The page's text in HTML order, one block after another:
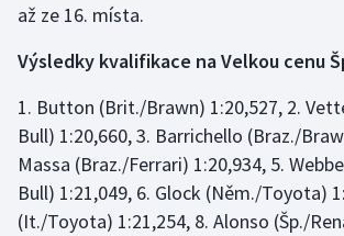
Lezení
Lyže a snowboard
Moderní pětiboj
Motorsport
až ze 16. místa.
Výsledky kvalifikace na Velkou cenu
1. Button (Brit./Brawn) 1:20,527, 2.
Bull) 1:20,660, 3. Barrichello (Braz./
Massa (Braz./Ferrari) 1:20,934, 5.
Bull) 1:21,049, 6. Glock (Něm./Toyota)
(It./Toyota) 1:21,254, 8. Alonso (Šp./